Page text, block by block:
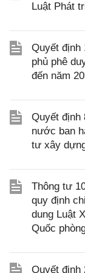
Luật Phát
Quyết định
phủ phê
đến năm
Quyết định
nước ban
tư xây
Thông tư
quy định
dung Luật
Quốc
Quyết định